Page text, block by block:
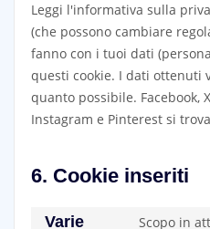
Leggi l'informativa sulla
(che possono cambiare
fanno con i tuoi dati
questi cookie. I dati ottenuti
quanto possibile. Facebook,
Instagram e Pinterest si
6. Cookie inseriti
Varie Scopo in